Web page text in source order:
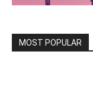
MOST POPULAR